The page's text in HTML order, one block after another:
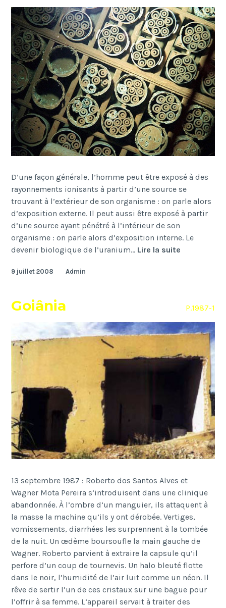
D’une façon générale, l’homme peut être exposé à des
rayonnements ionisants à partir d’une source se
trouvant à l’extérieur de son organisme : on parle alors
d’exposition externe. Il peut aussi être exposé à partir
d’une source ayant pénétré à l’intérieur de son
organisme : on parle alors d’exposition interne. Le
devenir biologique de l’uranium… Lire la suite
9 juillet 2008 Admin
Goiânia P.1987-1
13 septembre 1987 : Roberto dos Santos Alves et
Wagner Mota Pereira s’introduisent dans une clinique
abandonnée.À l’ombre d’un manguier, ils attaquentà
la masse la machine qu’ils y ont dérobée. Vertiges,
vomissements, diarrhées les surprennentà la tombée
de la nuit. Unœdème boursoufle la main gauche de
Wagner. Roberto parvientàextraire la capsule qu’il
perfore d’un coup de tournevis. Un halo bleutéflotte
dans le noir, l’humiditéde l’air luit comme un néon. Il
rêve de sertir l’un de ces cristaux sur une bague pour
l’offrir à sa femme. L’appareil servaitàtraiter des